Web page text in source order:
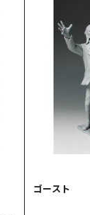
ゴースト